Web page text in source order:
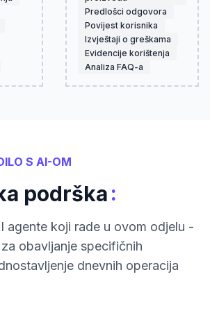
Predlošci odgovora
Povijest korisnika
Izvještaji o greškama
Evidencije korištenja
Analiza FAQ-a
S AI-OM
podrška:
agente koji rade u ovom odjelu -
obavljanje specifičnih
dnevnih operacija